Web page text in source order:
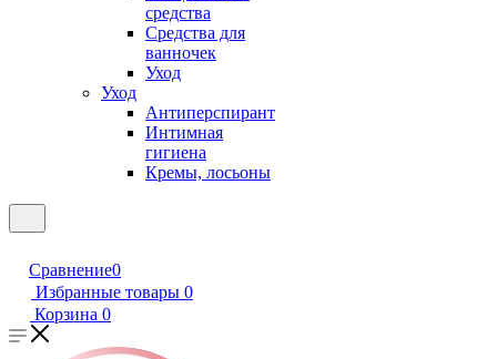
средства
Средства для
ванночек
Уход
Уход
Антиперспирант
Интимная
гигиена
Кремы, лосьоны
Сравнение0
Избранные товары 0
Корзина 0